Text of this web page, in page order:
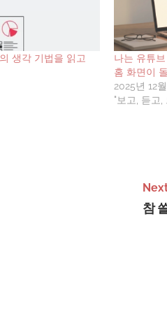
생각 기법을 읽고
나는 유튜
홈 화면이
2025년 12
"보고, 듣고,
참